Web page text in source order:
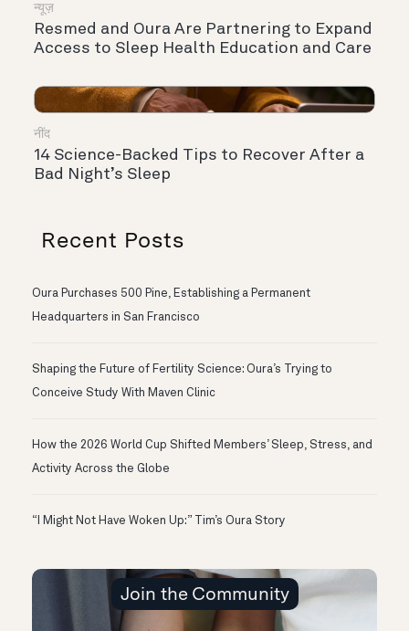
न्यूज़
Resmed and Oura Are Partnering to Expand
Access to Sleep Health Education and Care
नींद
14 Science-Backed Tips to Recover After a
Bad Night’s Sleep
Recent Posts
Oura Purchases 500 Pine, Establishing a Permanent
Headquarters in San Francisco
Shaping the Future of Fertility Science: Oura’s Trying to
Conceive Study With Maven Clinic
How the 2026 World Cup Shifted Members’ Sleep, Stress, and
Activity Across the Globe
“I Might Not Have Woken Up:” Tim’s Oura Story
Join the Community